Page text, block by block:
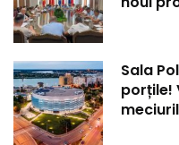
Sala
porțile!